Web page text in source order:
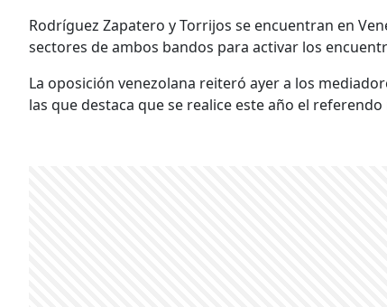
Rodríguez Zapatero y Torrijos se encuentran en
sectores de ambos bandos para activar los
La oposición venezolana reiteró ayer a los
las que destaca que se realice este año el